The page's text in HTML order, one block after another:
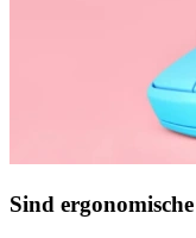
Sind